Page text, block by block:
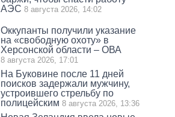
АЭС 8 августа 2026, 14:02
Оккупанты получили указание
на «свободную охоту» в
Херсонской области – ОВА
8 августа 2026, 17:01
На Буковине после 11 дней
поисков задержали мужчину,
устроившего стрельбу по
полицейским 8 августа 2026, 13:36